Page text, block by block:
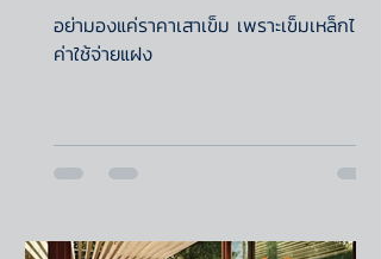
อย่ามองแค่ราคาเสาเข็ม เพราะเข็มเหล็กไม่มี
ค่าใช้จ่ายแฝง